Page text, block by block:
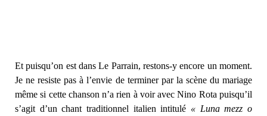
Et puisqu’on est dans Le Parrain, restons-y encore un moment.
Je ne resiste pas à l’envie de terminer par la scène du mariage
même si cette chanson n’a rien à voir avec Nino Rota puisqu’il
s’agit d’un chant traditionnel italien intitulé « Luna mezz o